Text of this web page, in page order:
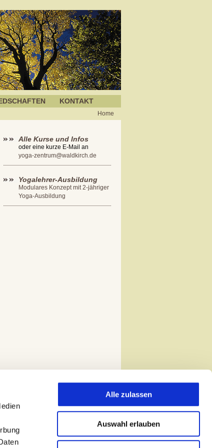
Alle zulassen
Auswahl erlauben
KONTAKT
Home
Alle Kurse und Infos
oder eine kurze E-Mail an
yoga-zentrum@waldkirch.de
Yogalehrer-Ausbildung
Modulares Konzept mit 2-jähriger
Yoga-Ausbildung